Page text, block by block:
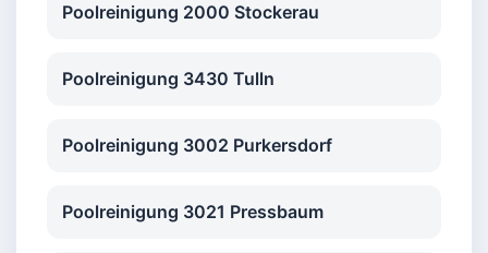
Poolreinigung 2000 Stockerau
Poolreinigung 3430 Tulln
Poolreinigung 3002 Purkersdorf
Poolreinigung 3021 Pressbaum